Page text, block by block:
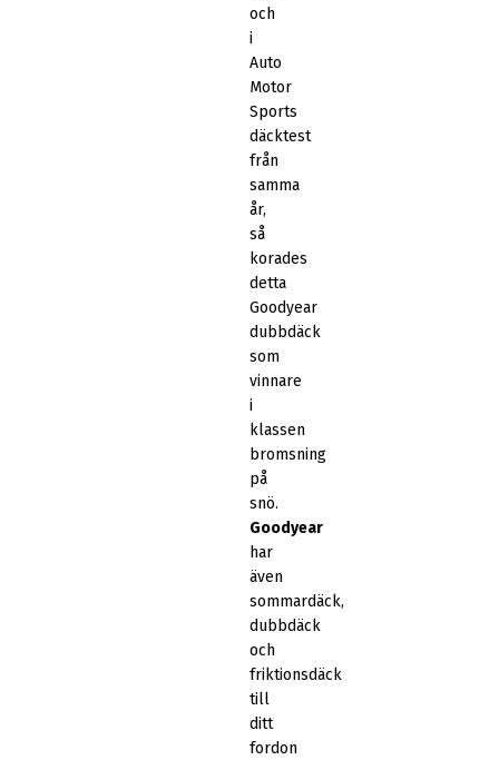
och
i
Auto
Motor
Sports
däcktest
från
samma
år,
så
korades
detta
Goodyear
dubbdäck
som
vinnare
i
klassen
bromsning
på
snö.
Goodyear
har
även
sommardäck,
dubbdäck
och
friktionsdäck
till
ditt
fordon